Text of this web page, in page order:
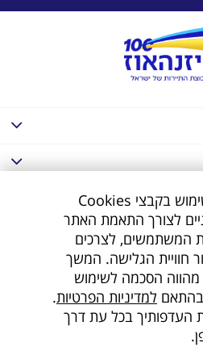
האתר עושה שימוש בקבצי Cookies
לצורך התאמת האתר
המשתמשים, לצרכים
חוויית הגלישה. המשך
הסכמה לשימוש
למדיניות הפרטיות.
העדפותיך בכל עת דרך